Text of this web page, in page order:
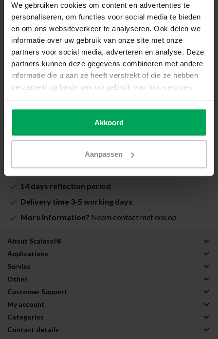
We gebruiken cookies om content en advertenties te
personaliseren, om functies voor social media te bieden
en om ons websiteverkeer te analyseren. Ook delen we
informatie over uw gebruik van onze site met onze
partners voor social media, adverteren en analyse. Deze
partners kunnen deze gegevens combineren met andere
informatie die u aan ze heeft verstrekt of die ze hebben
verzameld op basis van uw gebruik van hun services.
Akkoord
Aanpassen
Protects glass from scratches
Transparent / No sight restriction
Interior assembly
In stock
€629,79
Add to cart
High quality window film
14 days reflection period
Delivery time 3-5 working days
More information? Neem contact met ons op
About Scalasol®
Applications
Service
Other
Customer Support
My account
Categories
Contact details